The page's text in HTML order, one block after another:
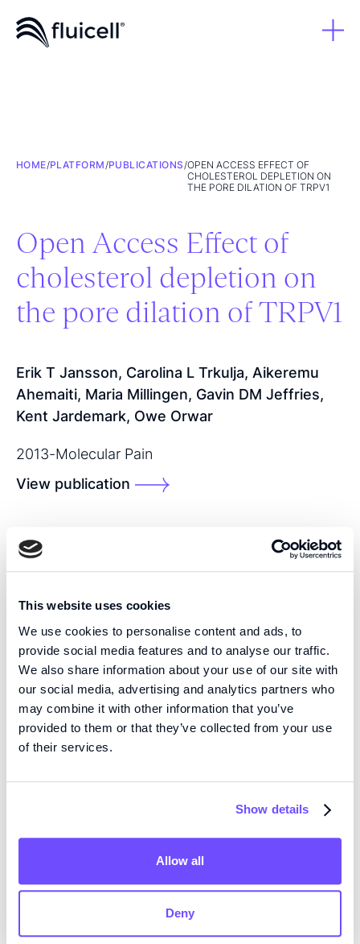
This website uses cookies
We use cookies to personalise content and ads, to
provide social media features and to analyse our traffic.
We also share information about your use of our site with
our social media, advertising and analytics partners who
may combine it with other information that you’ve
provided to them or that they’ve collected from your use
of their services.
Show details
Allow all
Deny
HOME/PLATFORM/PUBLICATIONS/OPEN ACCESS EFFECT OF
CHOLESTEROL DEPLETION ON
THE PORE DILATION OF TRPV1
Open Access Effect of
cholesterol depletion on
the pore dilation of TRPV1
Erik T Jansson, Carolina L Trkulja, Aikeremu
Ahemaiti, Maria Millingen, Gavin DM Jeffries,
Kent Jardemark, Owe Orwar
2013-Molecular Pain
View publication
SHARE THIS PUBLICATION:
KOMPETENS
Vi är pionjärer inom vävnadsteknik med hög precision
och mikrofluidik med öppen volym, och utvecklar
och läkemedelsscreening.
KONTAKT
SE — 431 37 Mölndal